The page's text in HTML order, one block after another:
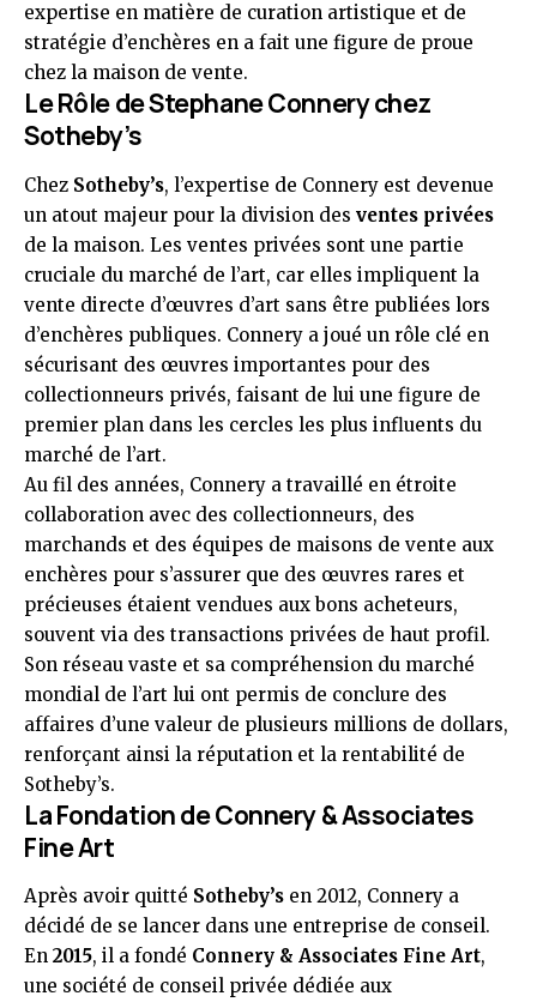
expertise en matière de curation artistique et de
stratégie d’enchères en a fait une figure de proue
chez la maison de vente.
Le Rôle de Stephane Connery chez
Sotheby’s
Chez Sotheby’s, l’expertise de Connery est devenue
un atout majeur pour la division des ventes privées
de la maison. Les ventes privées sont une partie
cruciale du marché de l’art, car elles impliquent la
vente directe d’œuvres d’art sans être publiées lors
d’enchères publiques. Connery a joué un rôle clé en
sécurisant des œuvres importantes pour des
collectionneurs privés, faisant de lui une figure de
premier plan dans les cercles les plus influents du
marché de l’art.
Au fil des années, Connery a travaillé en étroite
collaboration avec des collectionneurs, des
marchands et des équipes de maisons de vente aux
enchères pour s’assurer que des œuvres rares et
précieuses étaient vendues aux bons acheteurs,
souvent via des transactions privées de haut profil.
Son réseau vaste et sa compréhension du marché
mondial de l’art lui ont permis de conclure des
affaires d’une valeur de plusieurs millions de dollars,
renforçant ainsi la réputation et la rentabilité de
Sotheby’s.
La Fondation de Connery & Associates
Fine Art
Après avoir quitté Sotheby’s en 2012, Connery a
décidé de se lancer dans une entreprise de conseil.
En 2015, il a fondé Connery & Associates Fine Art,
une société de conseil privée dédiée aux